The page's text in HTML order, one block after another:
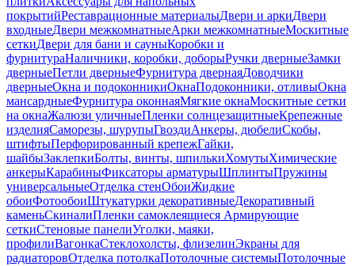
покрытийРеставрационные материалыДвери и аркиДвери
входныеДвери межкомнатныеАрки межкомнатныеМоскитные
сеткиДвери для бани и сауныКоробки и
фурнитураНаличники, коробки, доборыРучки дверныеЗамки
дверныеПетли дверныеФурнитура двернаяДоводчики
дверныеОкна и подоконникиОкнаПодоконники, отливыОкна
мансардныеФурнитура оконнаяМягкие окнаМоскитные сетки
на окнаЖалюзи уличныеПленки солнцезащитныеКрепежные
изделияСаморезы, шурупыГвоздиАнкеры, дюбелиСкобы,
штифтыПерфорированный крепежГайки,
шайбыЗаклепкиБолты, винты, шпилькиХомутыХимические
анкерыКарабиныФиксаторы арматурыШплинтыПружины
универсальныеОтделка стенОбоиЖидкие
обоиФотообоиШтукатурки декоративныеДекоративный
каменьСкиналиПленки самоклеящиеся Армирующие
сеткиСтеновые панелиУголки, маяки,
профилиВагонкаСтеклохолсты, флизелинЭкраны для
радиаторовОтделка потолкаПотолочные системыПотолочные